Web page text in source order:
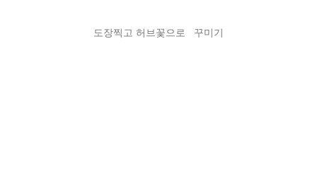
도장찍고 허브꽃으로 꾸미기